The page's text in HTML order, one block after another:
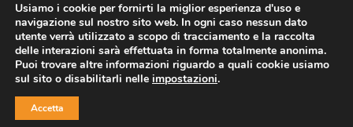
Home Statuto e bilancio
Contatti
Privacy
Cookie Child Protection Policy
Copyright © 2021 AddioPizzo | Tutti i diritti riservati | Sede
Usiamo i cookie per fornirti la miglior esperienza d'uso e
navigazione sul nostro sito web. In ogni caso nessun dato
utente verrà utilizzato a scopo di tracciamento e la raccolta
delle interazioni sarà effettuata in forma totalmente anonima.
Puoi trovare altre informazioni riguardo a quali cookie usiamo
sul sito o disabilitarli nelle impostazioni.
Accetta